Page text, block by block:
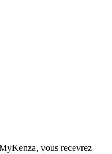
vous recevrez